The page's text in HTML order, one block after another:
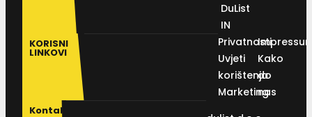
DuList
IN
KORISNI
LINKOVI
Privatnosti
Uvjeti
korištenja
Marketing
Kako
do
nas
Kontakt